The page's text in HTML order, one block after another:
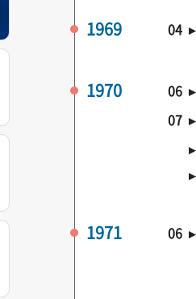
1969 04 ▸
1970 06 ▸
07 ▸
▸
▸
1971 06 ▸